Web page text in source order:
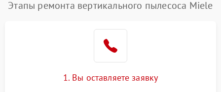
Этапы ремонта вертикального пылесоса Miele
1. Вы оставляете заявку